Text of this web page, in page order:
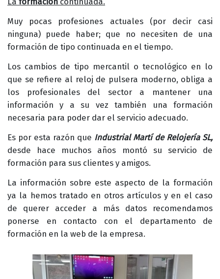
Muy pocas profesiones actuales (por decir casi
ninguna) puede haber; que no necesiten de una
formación de tipo continuada en el tiempo.
Los cambios de tipo mercantil o tecnológico en lo
que se refiere al reloj de pulsera moderno, obliga a
los profesionales del sector a mantener una
información y a su vez también una formación
necesaria para poder dar el servicio adecuado.
Es por esta razón que Industrial Martí de Relojería SL,
desde hace muchos años montó su servicio de
formación para sus clientes y amigos.
La información sobre este aspecto de la formación
ya la hemos tratado en otros artículos y en el caso
de querer acceder a más datos recomendamos
ponerse en contacto con el departamento de
formación en la web de la empresa.